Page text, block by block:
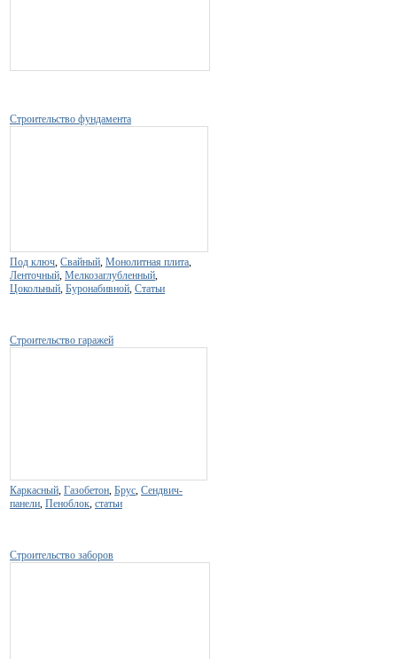
Строительство фундамента
Под ключ, Свайный, Монолитная плита,
Ленточный, Мелкозаглубленный,
Цокольный, Буронабивной, Статьи
Строительство гаражей
Каркасный, Газобетон, Брус, Сендвич-
панели, Пеноблок, статьи
Строительство заборов